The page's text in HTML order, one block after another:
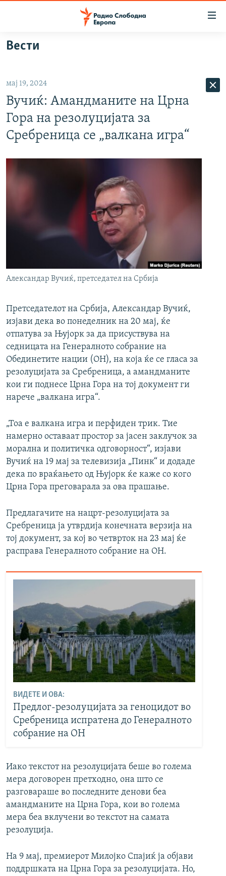
Оди
на
главната
навигација
Премини
на
ВИЗУЕЛНО
ВЕСТИ
ШТО ТРЕБА ДА ЗНАЕТЕ
ПРИЈАВИ СЕ ЗА ЊУЗЛЕТЕР
РСЕ веб страници
Вести
мај 19, 2024
Вучиќ: Амандманите на Црна
Гора на резолуцијата за
Сребреница се „валкана игра“
Александар Вучиќ, претседател на Србија
Претседателот на Србија, Александар Вучиќ,
изјави дека во понеделник на 20 мај, ќе
отпатува за Њујорк за да присуствува на
седницата на Генералното собрание на
Обединетите нации (ОН), на која ќе се гласа за
резолуцијата за Сребреница, а амандманите
кои ги поднесе Црна Гора на тој документ ги
нарече „валкана игра“.
„Тоа е валкана игра и перфиден трик. Тие
намерно оставаат простор за јасен заклучок за
морална и политичка одговорност“, изјави
Вучиќ на 19 мај за телевизија „Пинк“ и додаде
дека по враќањето од Њујорк ќе каже со кого
Црна Гора преговарала за ова прашање.
Предлагачите на нацрт-резолуцијата за
Сребреница ја утврдија конечната верзија на
тој документ, за кој во четврток на 23 мај ќе
расправа Генералното собрание на ОН.
ВИДЕТЕ И ОВА:
Предлог-резолуцијата за геноцидот во
Сребреница испратена до Генералното
собрание на ОН
Иако текстот на резолуцијата беше во голема
мера договорен претходно, она што се
разговараше во последните денови беа
амандманите на Црна Гора, кои во голема
мера беа вклучени во текстот на самата
резолуција.
На 9 мај, премиерот Милојко Спајиќ ја објави
поддршката на Црна Гора за резолуцијата. Но,